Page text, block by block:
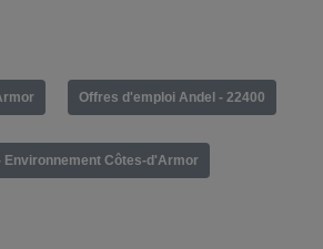
Offres d'emploi Andel - 22400
Environnement Côtes-d'Armor